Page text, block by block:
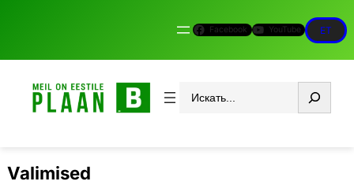
Facebook YouTube ET
Otsi
Valimised